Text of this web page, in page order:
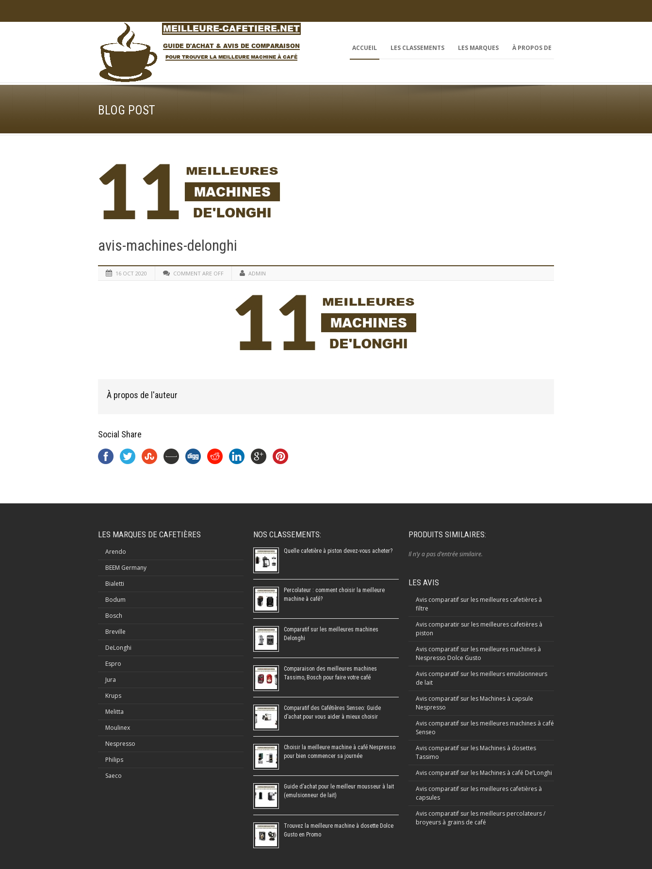
ACCUEIL LES CLASSEMENTS LES MARQUES À PROPOS DE
BLOG POST
avis-machines-delonghi
16 OCT 2020 COMMENT ARE OFF ADMIN
À propos de l'auteur
Social Share
LES MARQUES DE CAFETIÈRES
Arendo
BEEM Germany
Bialetti
Bodum
Bosch
Breville
DeLonghi
Espro
Jura
Krups
Melitta
Moulinex
Nespresso
Philips
Saeco
NOS CLASSEMENTS:
Quelle cafetière à piston devez-vous acheter?
Percolateur : comment choisir la meilleure
machine à café?
Comparatif sur les meilleures machines
Delonghi
Comparaison des meilleures machines
Tassimo, Bosch pour faire votre café
Comparatif des Cafétières Senseo: Guide
d’achat pour vous aider à mieux choisir
Choisir la meilleure machine à café Nespresso
pour bien commencer sa journée
Guide d’achat pour le meilleur mousseur à lait
(emulsionneur de lait)
Trouvez la meilleure machine à dosette Dolce
Gusto en Promo
PRODUITS SIMILAIRES:
Il n’y a pas d’entrée similaire.
LES AVIS
Avis comparatif sur les meilleures cafetières à
filtre
Avis comparatir sur les meilleures cafetières à
piston
Avis comparatif sur les meilleures machines à
Nespresso Dolce Gusto
Avis comparatif sur les meilleurs emulsionneurs
de lait
Avis comparatif sur les Machines à capsule
Nespresso
Avis comparatif sur les meilleures machines à café
Senseo
Avis comparatif sur les Machines à dosettes
Tassimo
Avis comparatif sur les Machines à café De’Longhi
Avis comparatif sur les meilleures cafetières à
capsules
Avis comparatif sur les meilleurs percolateurs /
broyeurs à grains de café